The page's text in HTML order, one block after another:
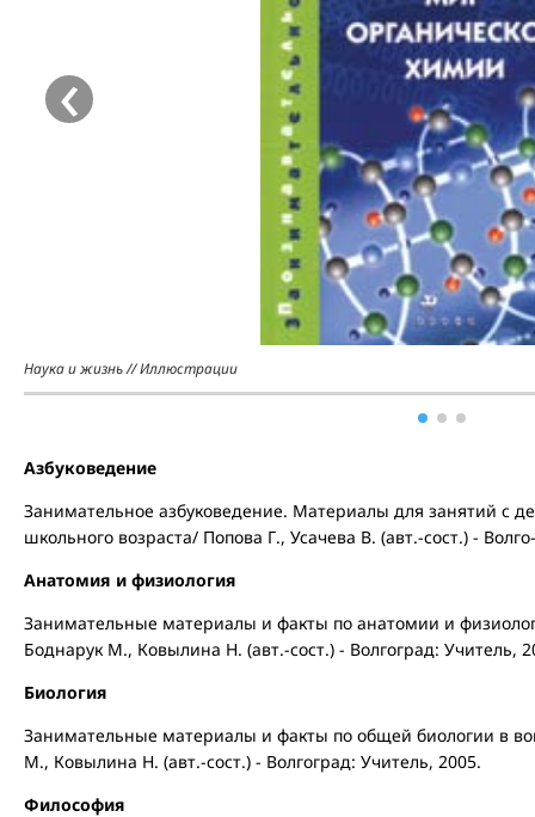
Наука и жизнь // Иллюстрации
‹
Азбуковедение
Занимательное азбуковедение. Материалы для занятий с
школьного возраста/ Попова Г., Усачева В. (авт.-сост.) -
Анатомия и физиология
Занимательные материалы и факты по анатомии и
Боднарук М., Ковылина Н. (авт.-сост.) - Волгоград: Учитель,
Биология
Занимательные материалы и факты по общей биологии в
М., Ковылина Н. (авт.-сост.) - Волгоград: Учитель, 2005.
Философия